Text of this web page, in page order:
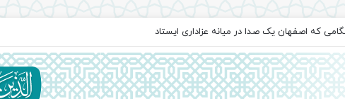
جماعت در موکب فاطمه الزهرا (س)